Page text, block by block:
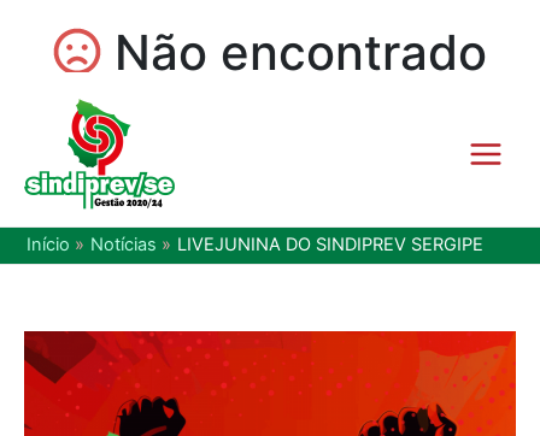
Início Notícias LIVEJUNINA DO SINDIPREV SERGIPE